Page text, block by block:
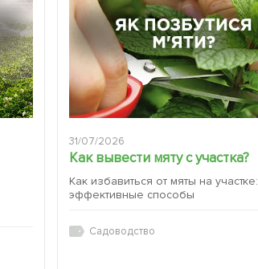
31/07/2026
Как вывести мяту с участка?
Как избавиться от мяты на участке:
эффективные способы
Садоводство